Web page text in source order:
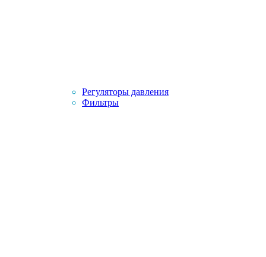
Регуляторы давления
Фильтры